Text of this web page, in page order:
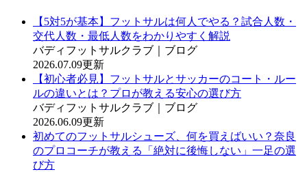
【5対5が基本】フットサルは何人でやる？試合人数・
交代人数・最低人数をわかりやすく解説
バディフットサルクラブ｜ブログ
2026.07.09更新
【初心者必見】フットサルとサッカーのコート・ルー
ルの違いとは？プロが教える安心の選び方
バディフットサルクラブ｜ブログ
2026.06.09更新
初めてのフットサルシューズ、何を買えばいい？奈良
のプロコーチが教える「絶対に後悔しない」一足の選
び方